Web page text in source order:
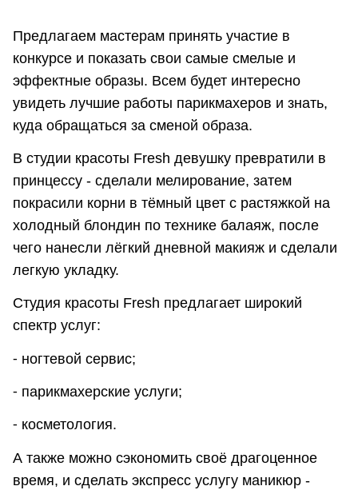
Предлагаем мастерам принять участие в
конкурсе и показать свои самые смелые и
эффектные образы. Всем будет интересно
увидеть лучшие работы парикмахеров и знать,
куда обращаться за сменой образа.
В студии красоты Fresh девушку превратили в
принцессу - сделали мелирование, затем
покрасили корни в тёмный цвет с растяжкой на
холодный блондин по технике балаяж, после
чего нанесли лёгкий дневной макияж и сделали
легкую укладку.
Студия красоты Fresh предлагает широкий
спектр услуг:
⁃ ногтевой сервис;
⁃ парикмахерские услуги;
⁃ косметология.
А также можно сэкономить своё драгоценное
время, и сделать экспресс услугу маникюр -